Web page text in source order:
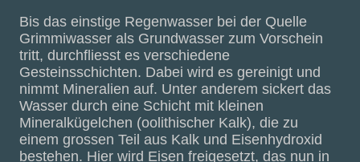
Bis das einstige Regenwasser bei der Quelle
Grimmiwasser als Grundwasser zum Vorschein
tritt, durchfliesst es verschiedene
Gesteinsschichten. Dabei wird es gereinigt und
nimmt Mineralien auf. Unter anderem sickert das
Wasser durch eine Schicht mit kleinen
Mineralkügelchen (oolithischer Kalk), die zu
einem grossen Teil aus Kalk und Eisenhydroxid
bestehen. Hier wird Eisen freigesetzt, das nun in